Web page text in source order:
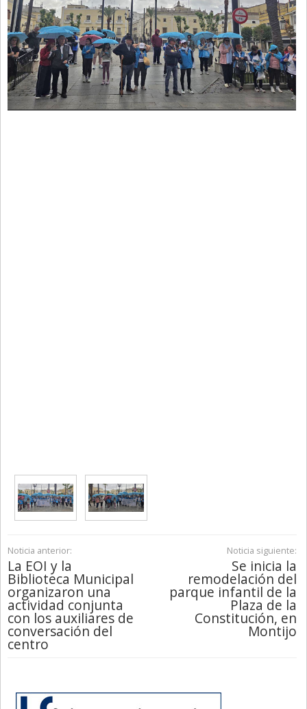
Noticia anterior:
La EOI y la
Biblioteca Municipal
organizaron una
actividad conjunta
con los auxiliares de
conversación del
centro
Noticia siguiente:
Se inicia la
remodelación del
parque infantil de la
Plaza de la
Constitución, en
Montijo